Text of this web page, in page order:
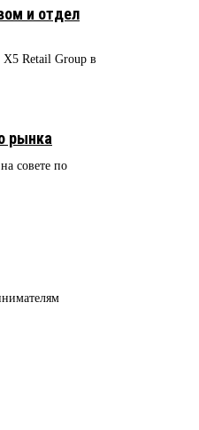
и отдел
Retail Group в
рынка
совете по